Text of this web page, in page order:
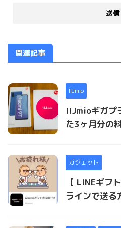
関連記事
IIJmio
IIJmioギガプ
た3ヶ月分の
ガジェット
【 LINEギフ
ラインで送る